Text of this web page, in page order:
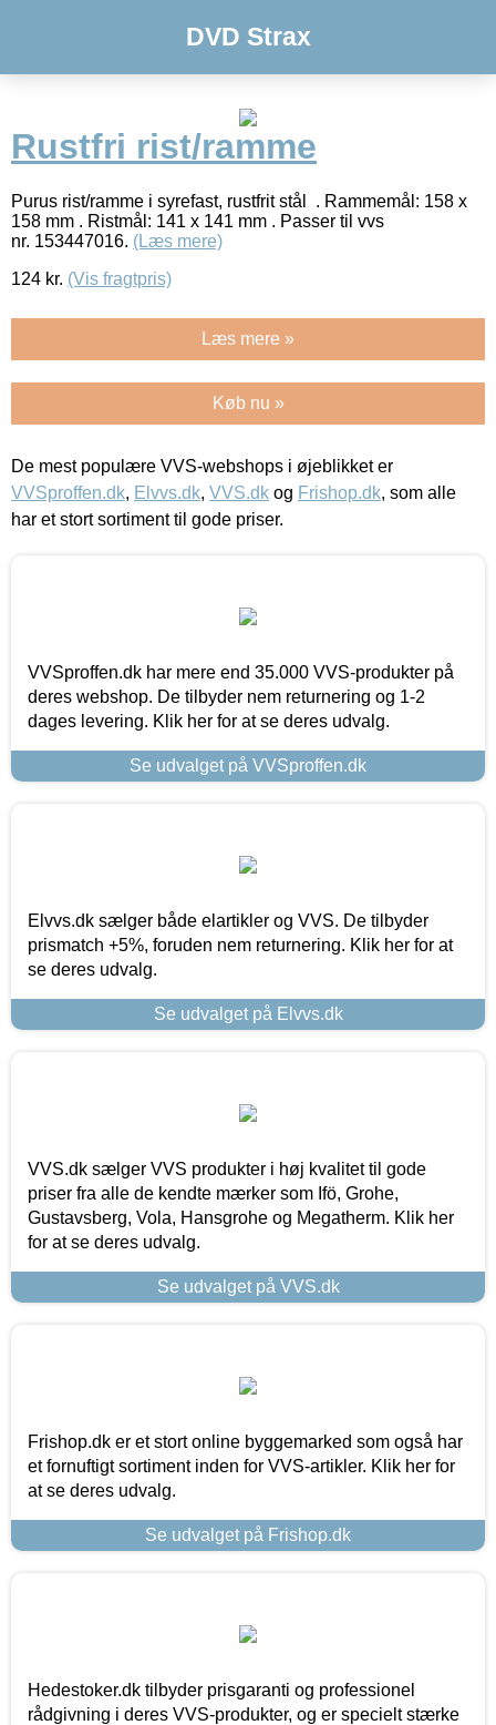
DVD Strax
Rustfri rist/ramme
Purus rist/ramme i syrefast, rustfrit stål . Rammemål: 158 x
158 mm . Ristmål: 141 x 141 mm . Passer til vvs
nr. 153447016. (Læs mere)
124 kr. (Vis fragtpris)
Læs mere »
Køb nu »
De mest populære VVS-webshops i øjeblikket er
VVSproffen.dk, Elvvs.dk, VVS.dk og Frishop.dk, som alle
har et stort sortiment til gode priser.
VVSproffen.dk har mere end 35.000 VVS-produkter på
deres webshop. De tilbyder nem returnering og 1-2
dages levering. Klik her for at se deres udvalg.
Se udvalget på VVSproffen.dk
Elvvs.dk sælger både elartikler og VVS. De tilbyder
prismatch +5%, foruden nem returnering. Klik her for at
se deres udvalg.
Se udvalget på Elvvs.dk
VVS.dk sælger VVS produkter i høj kvalitet til gode
priser fra alle de kendte mærker som Ifö, Grohe,
Gustavsberg, Vola, Hansgrohe og Megatherm. Klik her
for at se deres udvalg.
Se udvalget på VVS.dk
Frishop.dk er et stort online byggemarked som også har
et fornuftigt sortiment inden for VVS-artikler. Klik her for
at se deres udvalg.
Se udvalget på Frishop.dk
Hedestoker.dk tilbyder prisgaranti og professionel
rådgivning i deres VVS-produkter, og er specielt stærke